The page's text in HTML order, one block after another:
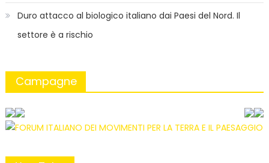
Duro attacco al biologico italiano dai Paesi del Nord. Il
settore è a rischio
Campagne